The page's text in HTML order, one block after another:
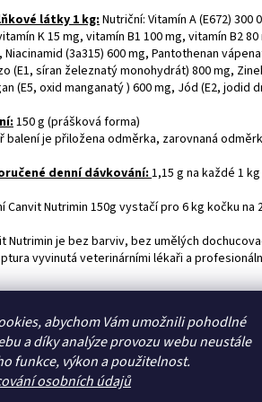
abychom Vám umožnili pohodlné
a díky analýze provozu webu neustále
funkce, výkon a použitelnost.
osobních údajů
látky 1 kg:Nutriční: Vitamín A (E672) 300
K 15 mg, vitamín B1 100 mg, vitamín B2
Niacinamid (3a315) 600 mg, Pantothenan
(E1, síran železnatý monohydrát) 800 mg,
(E5, oxid manganatý ) 600 mg, Jód (E2,
150 g (prášková forma)
balení je přiložena odměrka, zarovnaná
denní dávkování:1,15 g na každé 1
Canvit Nutrimin 150g vystačí pro 6 kg kočku
Nutrimin je bez barviv, bez umělých
vyvinutá veterinárními lékaři a
Zboží.cz Heureka.cz